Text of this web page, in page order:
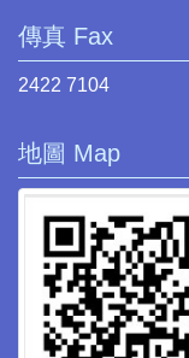
傳真 Fax
2422 7104
地圖 Map